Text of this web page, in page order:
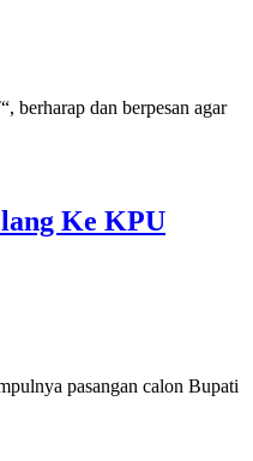
berharap dan berpesan agar
Ke KPU
pasangan calon Bupati